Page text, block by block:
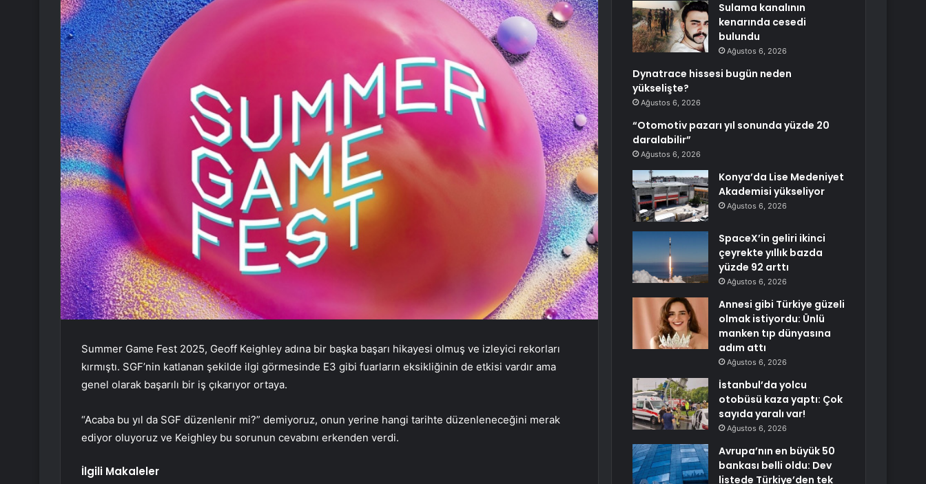
Summer Game Fest 2025, Geoff Keighley adına bir başka başarı hikayesi olmuş ve izleyici rekorları
kırmıştı. SGF’nin katlanan şekilde ilgi görmesinde E3 gibi fuarların eksikliğinin de etkisi vardır ama
genel olarak başarılı bir iş çıkarıyor ortaya.
“Acaba bu yıl da SGF düzenlenir mi?” demiyoruz, onun yerine hangi tarihte düzenleneceğini merak
ediyor oluyoruz ve Keighley bu sorunun cevabını erkenden verdi.
İlgili Makaleler
Sulama kanalının
kenarında cesedi
bulundu
Ağustos 6, 2026
Dynatrace hissesi bugün neden
yükselişte?
Ağustos 6, 2026
“Otomotiv pazarı yıl sonunda yüzde 20
daralabilir”
Ağustos 6, 2026
Konya’da Lise Medeniyet
Akademisi yükseliyor
Ağustos 6, 2026
SpaceX’in geliri ikinci
çeyrekte yıllık bazda
yüzde 92 arttı
Ağustos 6, 2026
Annesi gibi Türkiye güzeli
olmak istiyordu: Ünlü
manken tıp dünyasına
adım attı
Ağustos 6, 2026
İstanbul’da yolcu
otobüsü kaza yaptı: Çok
sayıda yaralı var!
Ağustos 6, 2026
Avrupa’nın en büyük 50
bankası belli oldu: Dev
listede Türkiye’den tek